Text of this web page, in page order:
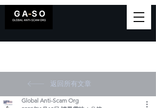
返回所有文章
Global Anti-Scam Org